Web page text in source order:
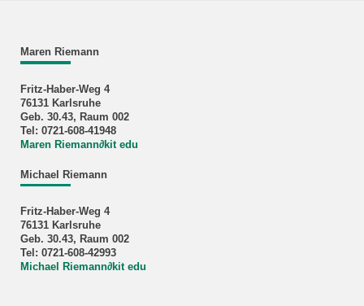
Maren Riemann
Fritz-Haber-Weg 4
76131 Karlsruhe
Geb. 30.43, Raum 002
Tel: 0721-608-41948
Maren Riemann∂kit edu
Michael Riemann
Fritz-Haber-Weg 4
76131 Karlsruhe
Geb. 30.43, Raum 002
Tel: 0721-608-42993
Michael Riemann∂kit edu